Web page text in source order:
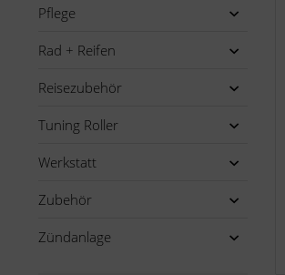
Pflege
Rad + Reifen
Reisezubehör
Tuning Roller
Werkstatt
Zubehör
Zündanlage